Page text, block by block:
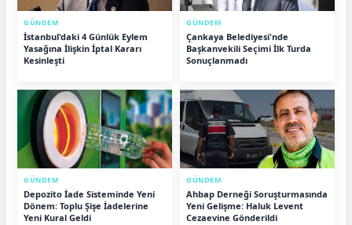
GÜNDEM
İstanbul'daki 4 Günlük Eylem
Yasağına İlişkin İptal Kararı
Kesinleşti
GÜNDEM
Çankaya Belediyesi'nde
Başkanvekili Seçimi İlk Turda
Sonuçlanmadı
GÜNDEM
Depozito İade Sisteminde Yeni
Dönem: Toplu Şişe İadelerine
Yeni Kural Geldi
GÜNDEM
Ahbap Derneği Soruşturmasında
Yeni Gelişme: Haluk Levent
Cezaevine Gönderildi